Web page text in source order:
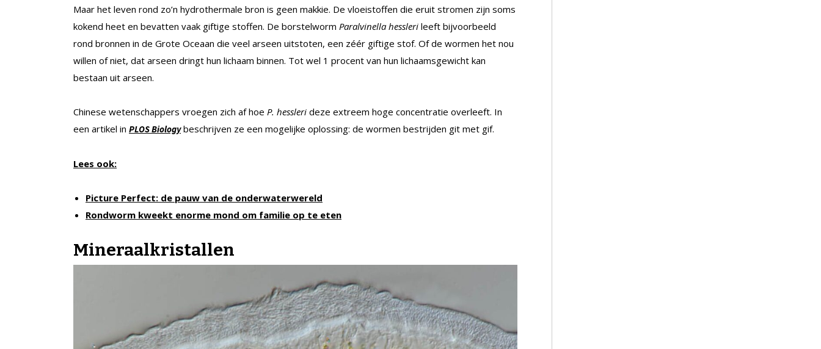
Maar het leven rond zo’n hydrothermale bron is geen makkie. De vloeistoffen die eruit stromen zijn soms
kokend heet en bevatten vaak giftige stoffen. De borstelworm Paralvinella hessleri leeft bijvoorbeeld
rond bronnen in de Grote Oceaan die veel arseen uitstoten, een zéér giftige stof. Of de wormen het nou
willen of niet, dat arseen dringt hun lichaam binnen. Tot wel 1 procent van hun lichaamsgewicht kan
bestaan uit arseen.
Chinese wetenschappers vroegen zich af hoe P. hessleri deze extreem hoge concentratie overleeft. In
een artikel in PLOS Biologybeschrijven ze een mogelijke oplossing: de wormen bestrijden git met gif.
Lees ook:
Picture Perfect: de pauw van de onderwaterwereld
Rondworm kweekt enorme mond om familie op te eten
Mineraalkristallen